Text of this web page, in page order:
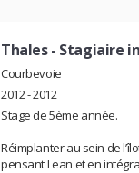
Thales- Stagiaire
Courbevoie
2012 - 2012
Stage de 5ème année.
Réimplanter au sein de
pensant Lean et en